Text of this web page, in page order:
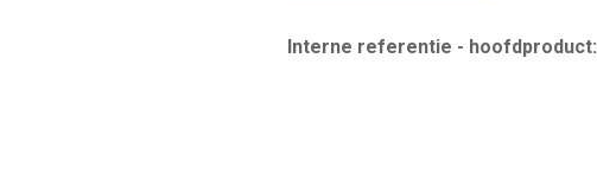
Interne referentie - hoofdproduct: